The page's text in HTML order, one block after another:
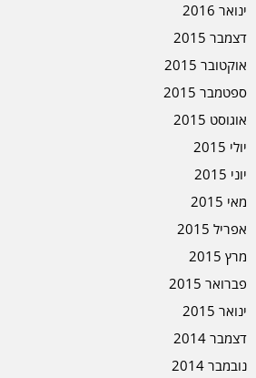
ינואר 2016
דצמבר 2015
אוקטובר 2015
ספטמבר 2015
אוגוסט 2015
יולי 2015
יוני 2015
מאי 2015
אפריל 2015
מרץ 2015
פברואר 2015
ינואר 2015
דצמבר 2014
נובמבר 2014